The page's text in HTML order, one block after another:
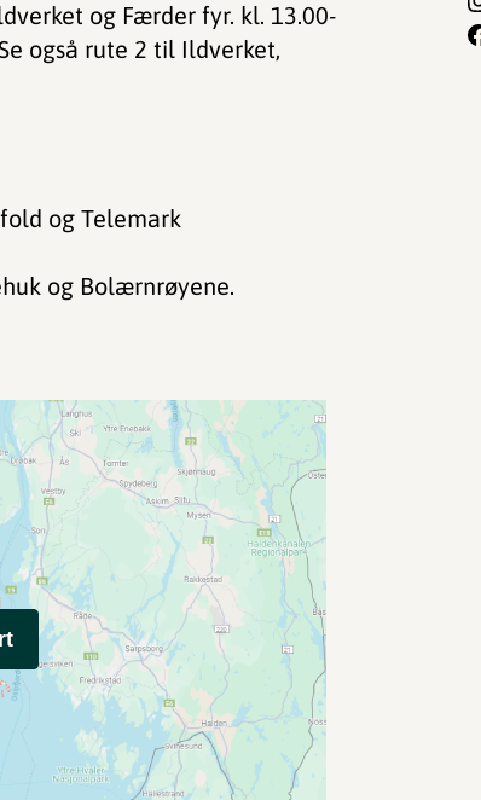
og Færder fyr. kl. 13.00-
også rute 2 til Ildverket,
og Telemark
og Bolærnrøyene.